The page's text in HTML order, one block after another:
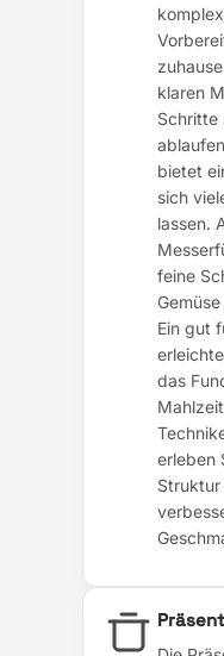
klaren
Schritte
bietet
sich
lassen.
feine
Ein gut
das
erleben
Struktur